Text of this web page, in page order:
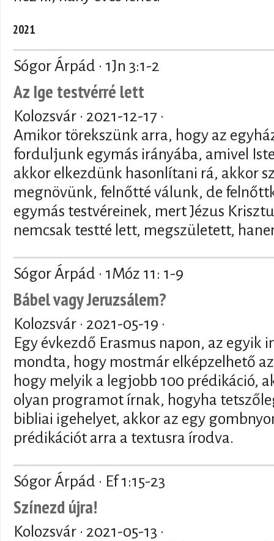
2021
Sógor Árpád · 1Jn 3:1-2
Az Ige testvérré lett
Kolozsvár · 2021-12-17 ·
Amikor törekszünk arra, hogy az
forduljunk egymás irányába, amivel
akkor elkezdünk hasonlítani rá, akkor
megnövünk, felnőtté válunk, de
egymás testvéreinek, mert Jézus
nemcsak testté lett, megszületett,
Sógor Árpád · 1Móz 11: 1-9
Bábel vagy Jeruzsálem?
Kolozsvár · 2021-05-19 ·
Egy évkezdő Erasmus napon, az egyik
mondta, hogy mostmár elképzelhető
hogy melyik a legjobb 100 prédikáció,
olyan programot írnak, hogyha
bibliai igehelyet, akkor az egy
prédikációt arra a textusra írodva.
Sógor Árpád · Ef 1:15-23
Színezd újra!
Kolozsvár · 2021-05-13 ·